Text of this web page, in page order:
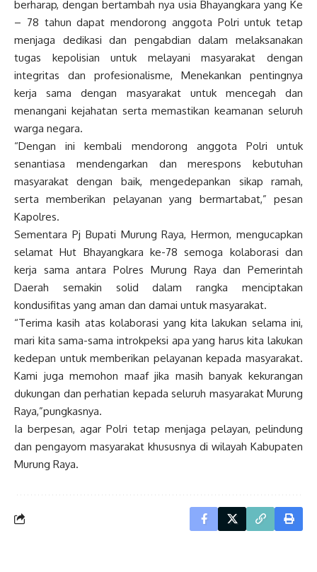
berharap, dengan bertambah nya usia Bhayangkara yang Ke
– 78 tahun dapat mendorong anggota Polri untuk tetap
menjaga dedikasi dan pengabdian dalam melaksanakan
tugas kepolisian untuk melayani masyarakat dengan
integritas dan profesionalisme, Menekankan pentingnya
kerja sama dengan masyarakat untuk mencegah dan
menangani kejahatan serta memastikan keamanan seluruh
warga negara.
“Dengan ini kembali mendorong anggota Polri untuk
senantiasa mendengarkan dan merespons kebutuhan
masyarakat dengan baik, mengedepankan sikap ramah,
serta memberikan pelayanan yang bermartabat,” pesan
Kapolres.
Sementara Pj Bupati Murung Raya, Hermon, mengucapkan
selamat Hut Bhayangkara ke-78 semoga kolaborasi dan
kerja sama antara Polres Murung Raya dan Pemerintah
Daerah semakin solid dalam rangka menciptakan
kondusifitas yang aman dan damai untuk masyarakat.
“Terima kasih atas kolaborasi yang kita lakukan selama ini,
mari kita sama-sama introkpeksi apa yang harus kita lakukan
kedepan untuk memberikan pelayanan kepada masyarakat.
Kami juga memohon maaf jika masih banyak kekurangan
dukungan dan perhatian kepada seluruh masyarakat Murung
Raya,”pungkasnya.
Ia berpesan, agar Polri tetap menjaga pelayan, pelindung
dan pengayom masyarakat khususnya di wilayah Kabupaten
Murung Raya.